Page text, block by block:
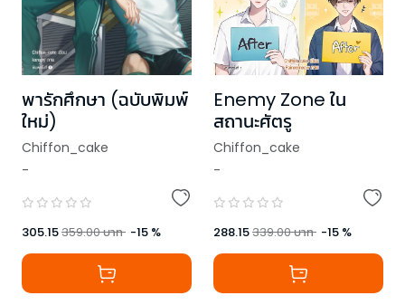
พารักศึกษา (ฉบับพิมพ์
ใหม่)
Chiffon_cake
-
305.15359.00บาท -15 %
Enemy Zone ใน
สถานะศัตรู
Chiffon_cake
-
288.15339.00บาท -15 %